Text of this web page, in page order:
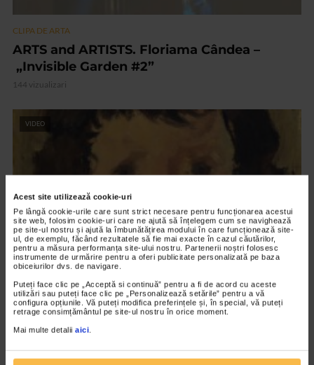
Acest site utilizează cookie-uri
Pe lângă cookie-urile care sunt strict necesare pentru funcționarea acestui
site web, folosim cookie-uri care ne ajută să înțelegem cum se navighează
pe site-ul nostru și ajută la îmbunătățirea modului în care funcționează site-
ul, de exemplu, făcând rezultatele să fie mai exacte în cazul căutărilor,
pentru a măsura performanța site-ului nostru. Partenerii noștri folosesc
instrumente de urmărire pentru a oferi publicitate personalizată pe baza
obiceiurilor dvs. de navigare.
Puteți face clic pe „Acceptă si continuă” pentru a fi de acord cu aceste
utilizări sau puteți face clic pe „Personalizează setările” pentru a vă
configura opțiunile. Vă puteți modifica preferințele și, în special, vă puteți
retrage consimțământul pe site-ul nostru în orice moment.
Mai multe detalii aici
CLIPA DE ARTA
ARTS and ARTISTS. Floriama Cândea –
„Invisible Garden #2”
144 vizualizari
VIDEO
CLIPA DE ARTA
Nicolae Tonitza – Pictor al copiilor
RECOMANDĂRI